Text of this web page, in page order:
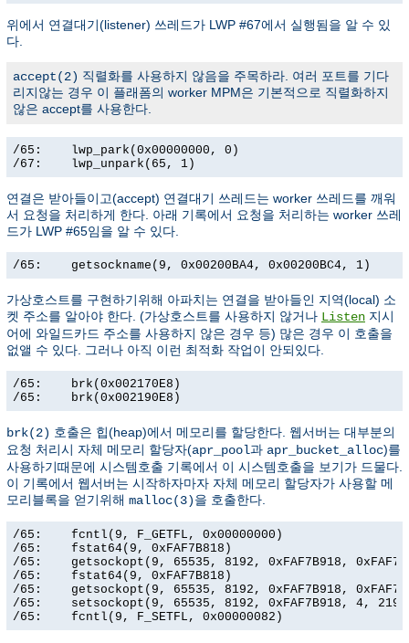
위에서 연결대기(listener) 쓰레드가 LWP #67에서 실행됨을 알 수 있
다.
accept(2) 직렬화를 사용하지 않음을 주목하라. 여러 포트를 기다
리지않는 경우 이 플래폼의 worker MPM은 기본적으로 직렬화하지
않은 accept를 사용한다.
/65:    lwp_park(0x00000000, 0)
/67:    lwp_unpark(65, 1)
연결은 받아들이고(accept) 연결대기 쓰레드는 worker 쓰레드를 깨워
서 요청을 처리하게 한다. 아래 기록에서 요청을 처리하는 worker 쓰레
드가 LWP #65임을 알 수 있다.
/65:    getsockname(9, 0x00200BA4, 0x00200BC4, 1)
가상호스트를 구현하기위해 아파치는 연결을 받아들인 지역(local) 소
켓 주소를 알아야 한다. (가상호스트를 사용하지 않거나 Listen 지시
어에 와일드카드 주소를 사용하지 않은 경우 등) 많은 경우 이 호출을
없앨 수 있다. 그러나 아직 이런 최적화 작업이 안되있다.
/65:    brk(0x002170E8)
/65:    brk(0x002190E8)
brk(2) 호출은 힙(heap)에서 메모리를 할당한다. 웹서버는 대부분의
요청 처리시 자체 메모리 할당자(apr_pool과 apr_bucket_alloc)를
사용하기때문에 시스템호출 기록에서 이 시스템호출을 보기가 드물다.
이 기록에서 웹서버는 시작하자마자 자체 메모리 할당자가 사용할 메
모리블록을 얻기위해 malloc(3)을 호출한다.
/65:    fcntl(9, F_GETFL, 0x00000000)
/65:    fstat64(9, 0xFAF7B818)
/65:    getsockopt(9, 65535, 8192, 0xFAF7B918,
/65:    fstat64(9, 0xFAF7B818)
/65:    getsockopt(9, 65535, 8192, 0xFAF7B918,
/65:    setsockopt(9, 65535, 8192, 0xFAF7B918, 4,
/65:    fcntl(9, F_SETFL, 0x00000082)